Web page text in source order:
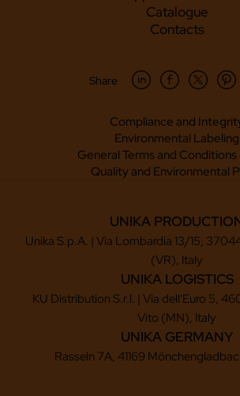
Catalogue
Contacts
Compliance and
Environmental Labeling
General Terms and Conditions
Quality and Environmental
Share
UNIKA
Unika S.p.A. | Via Lombardia 13/15,
(VR), Italy
UNIKA LOGISTICS
KU Distribution S.r.l. | Via dell'Euro 5,
Vito (MN), Italy
UNIKA GERMANY
Rasseln 7A, 41169